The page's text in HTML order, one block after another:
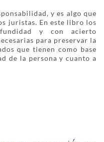
y es algo que
juristas. En este libro los
y con acierto
para preservar la
que tienen como base
de la persona y cuanto a